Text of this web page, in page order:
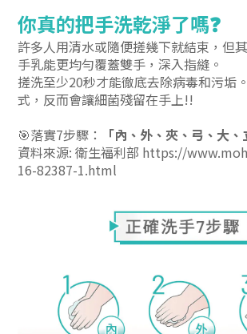
你真的把手洗乾淨了嗎❓
許多人用清水或隨便搓幾下就結束，但其
手乳能更均勻覆蓋雙手，深入指縫。
搓洗至少20秒才能徹底去除病毒和污垢。
式，反而會讓細菌殘留在手上!!
🎯落實7步驟：
「內、外、夾、弓、大、
資料來源: 衛生福利部 https://
16-82387-1.html